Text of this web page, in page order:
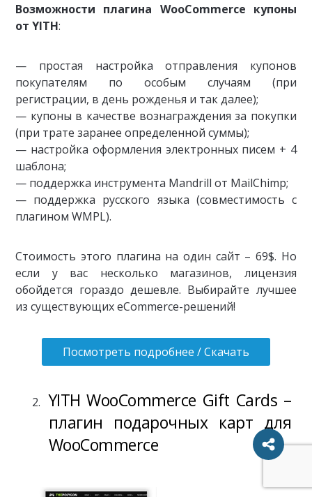
Возможности плагина WooCommerce купоны
от YITH:
— простая настройка отправления купонов
покупателям по особым случаям (при
регистрации, в день рожденья и так далее);
— купоны в качестве вознаграждения за покупки
(при трате заранее определенной суммы);
— настройка оформления электронных писем + 4
шаблона;
— поддержка инструмента Mandrill от MailChimp;
— поддержка русского языка (совместимость с
плагином WMPL).
Стоимость этого плагина на один сайт – 69$. Но
если у вас несколько магазинов, лицензия
обойдется гораздо дешевле. Выбирайте лучшее
из существующих eCommerce-решений!
Посмотреть подробнее / Скачать
YITH WooCommerce Gift Cards –
плагин подарочных карт для
WooCommerce